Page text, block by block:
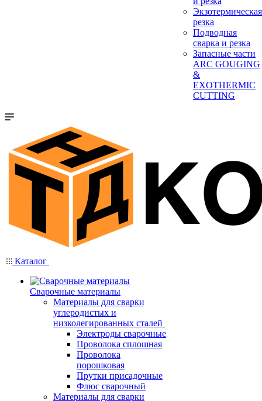
Экзотермическая
резка
Подводная
сварка и резка
Запасные части
ARC GOUGING
&
EXOTHERMIC
CUTTING
Каталог
Сварочные материалы
Материалы для сварки
углеродистых и
низколегированных сталей
Электроды сварочные
Проволока сплошная
Проволока
порошковая
Прутки присадочные
Флюс сварочный
Материалы для сварки